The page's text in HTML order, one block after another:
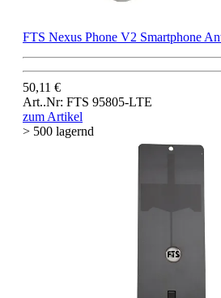
FTS Nexus Phone V2 Smartphone
50,11 €
Art..Nr: FTS 95805-LTE
zum Artikel
> 500 lagernd